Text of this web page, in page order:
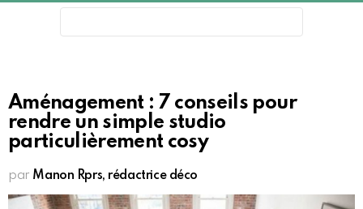
Aménagement : 7 conseils pour
rendre un simple studio
particulièrement cosy
par Manon Rprs, rédactrice déco